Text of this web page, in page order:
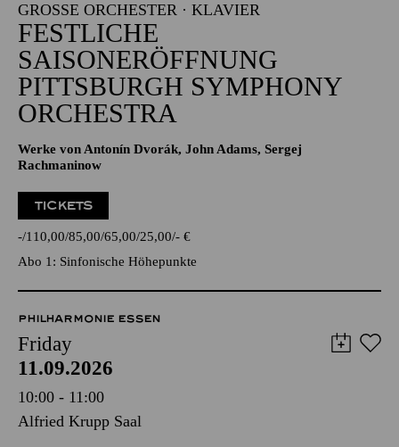
GROSSE ORCHESTER · KLAVIER
FESTLICHE
SAISONERÖFFNUNG
PITTSBURGH SYMPHONY
ORCHESTRA
Werke von Antonín Dvorák, John Adams, Sergej
Rachmaninow
TICKETS
- 110,00 85,00 65,00 25,00 - €
Abo 1: Sinfonische Höhepunkte
PHILHARMONIE ESSEN
Friday
11.09.2026
10:00 - 11:00
Alfried Krupp Saal